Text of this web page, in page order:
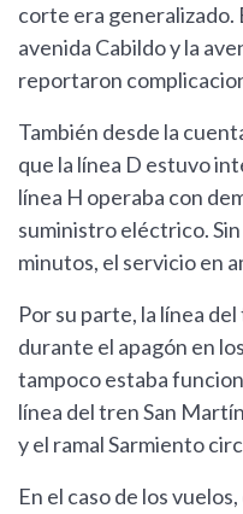
corte era generalizado.
avenida Cabildo y la
reportaron
También desde la
que la línea D estuvo
línea H operaba con
suministro eléctrico.
minutos, el servicio en
Por su parte, la línea
durante el apagón en
tampoco estaba
línea del tren San
y el ramal Sarmiento
En el caso de los